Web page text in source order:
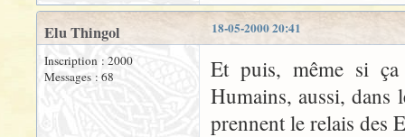
18-05-2000 20:41
Elu Thingol
Inscription : 2000
Messages : 68
Et puis, même si
Humains, aussi, dans
prennent le relais des